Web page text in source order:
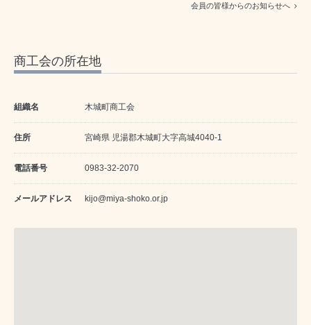
会員の皆様からのお知らせへ
商工会の所在地
組織名 木城町商工会
住所 宮崎県 児湯郡木城町大字高城4040-1
電話番号 0983-32-2070
メールアドレス kijo@miya-shoko.or.jp